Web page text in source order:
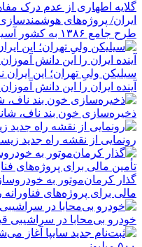
گلایه اطهاری از عدم درک
ایران/ پروژه‌های
طرح جامع ۱۳۸۶ به کشور آسیب زد
آینده ایران را این دانش
ذخیره‌سازی خون بند ناف،
رونمایی از نقشه راه جدید
گذار کرمان‌موتور به
مالی برای پروژه‌های
خودرو بی‌محابا در